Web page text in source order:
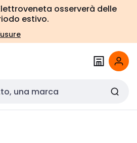
osserverà delle
estivo.